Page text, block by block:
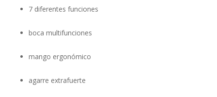
7 diferentes funciones
boca multifunciones
mango ergonómico
agarre extrafuerte